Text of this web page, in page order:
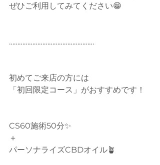
ぜひご利用してみてください😁
……………………………………………
初めてご来店の方には
「初回限定コース」がおすすめです！
CS60施術50分✨
＋
パーソナライズCBDオイル🪴